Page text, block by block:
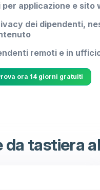
applicazione e sito
dei dipendenti,
remoti e in
ora 14 giorni gratuiti
da tastiera